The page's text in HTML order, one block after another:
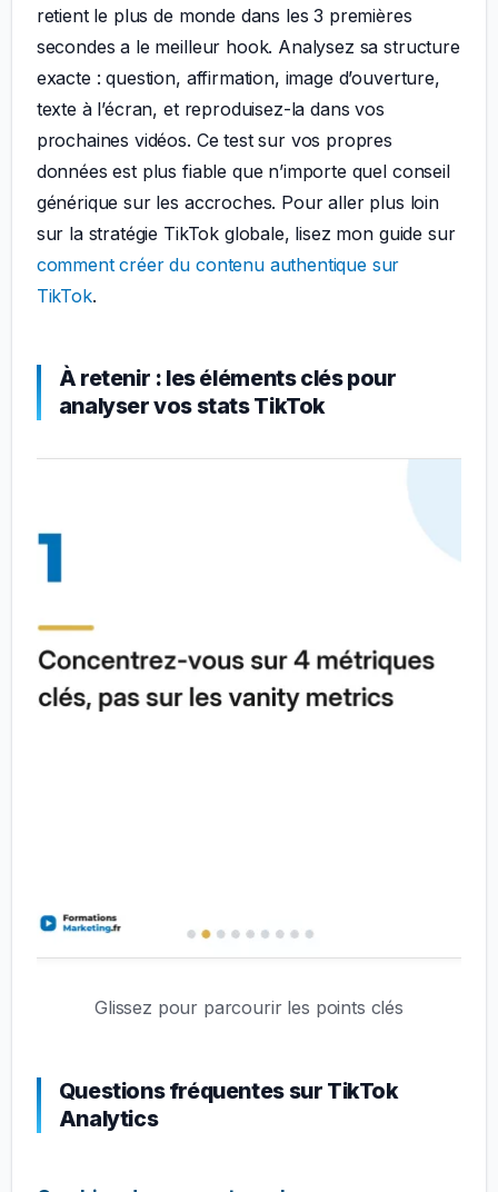
retient le plus de monde dans les 3 premières
secondes a le meilleur hook. Analysez sa structure
exacte : question, affirmation, image d’ouverture,
texte à l’écran, et reproduisez-la dans vos
prochaines vidéos. Ce test sur vos propres
données est plus fiable que n’importe quel conseil
générique sur les accroches. Pour aller plus loin
sur la stratégie TikTok globale, lisez mon guide sur
comment créer du contenu authentique sur
TikTok.
À retenir : les éléments clés pour
analyser vos stats TikTok
Glissez pour parcourir les points clés
Questions fréquentes sur TikTok
Analytics